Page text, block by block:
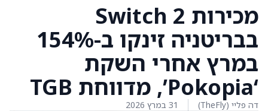
מכירות Switch 2
בבריטניה זינקו ב-154%
במרץ אחרי השקת
‘Pokopia’, מדווחת TGB
דה פליי (TheFly) 31 במרץ 2026